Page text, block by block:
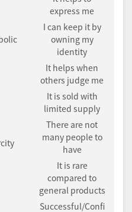
express me
I can keep it by
owning my
identity
It helps when
others judge me
It is sold with
limited supply
There are not
many people to
have
It is rare
compared to
general products
Successful/Confi